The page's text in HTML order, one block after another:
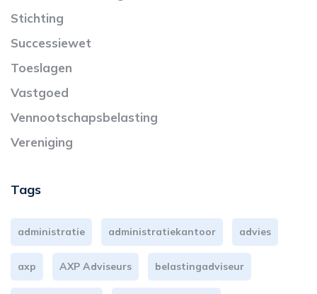
Stichting
Successiewet
Toeslagen
Vastgoed
Vennootschapsbelasting
Vereniging
Tags
administratie administratiekantoor advies
axp AXP Adviseurs belastingadviseur